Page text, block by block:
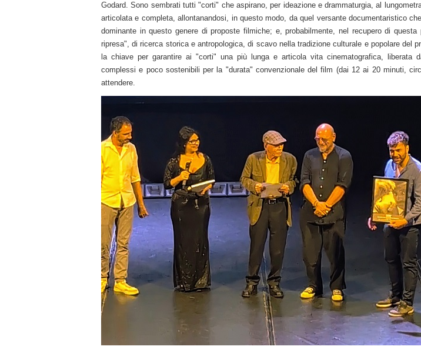
Godard. Sono sembrati tutti "corti" che aspirano, per ideazione e drammaturgia, al
articolata e completa, allontanandosi, in questo modo, da quel versante documentaristico
dominante in questo genere di proposte filmiche; e, probabilmente, nel recupero di questa
ripresa", di ricerca storica e antropologica, di scavo nella tradizione culturale e popolare del
la chiave per garantire ai "corti" una più lunga e articola vita cinematografica, liberata
complessi e poco sostenibili per la "durata" convenzionale del film (dai 12 ai 20 minuti,
attendere.